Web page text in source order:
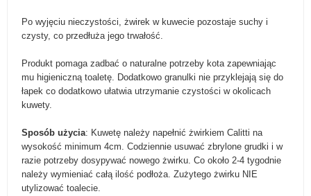
Po wyjęciu nieczystości, żwirek w kuwecie pozostaje suchy i
czysty, co przedłuża jego trwałość.
Produkt pomaga zadbać o naturalne potrzeby kota zapewniając
mu higieniczną toaletę. Dodatkowo granulki nie przyklejają się do
łapek co dodatkowo ułatwia utrzymanie czystości w okolicach
kuwety.
Sposób użycia: Kuwetę należy napełnić żwirkiem Calitti na
wysokość minimum 4cm. Codziennie usuwać zbrylone grudki i w
razie potrzeby dosypywać nowego żwirku. Co około 2-4 tygodnie
należy wymieniać całą ilość podłoża. Zużytego żwirku NIE
utylizować toalecie.